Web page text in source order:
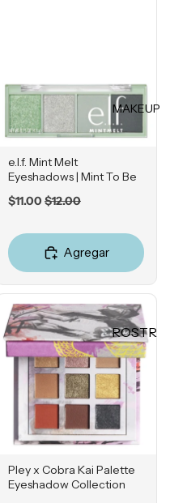
los Minis
LO +
DO
Sephora
Favorites
Rhode
e.l.f.
Rare
Beauty
Facial
Mists
Mascarill
Tratamie
Contorn
Hidratan
tes
Protecto
res
Solares
Herrami
entas
POR
INGRE
MAKEUP
ROSTR
O
Primers
Bases
Correcto
res
Bronzers
e.l.f. Mint Melt
Eyeshadows | Mint To Be
Sale
$11.00 Original
$12.00
Agregar
Pley x Cobra Kai Palette
Eyeshadow Collection